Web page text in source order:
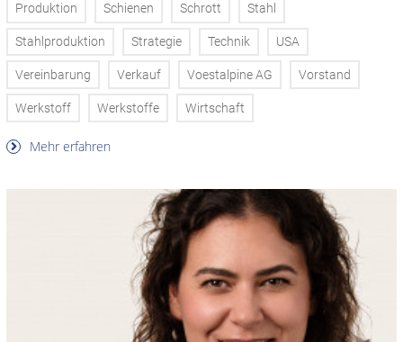
Produktion Schienen Schrott Stahl
Stahlproduktion Strategie Technik USA
Vereinbarung Verkauf Voestalpine AG Vorstand
Werkstoff Werkstoffe Wirtschaft
Mehr erfahren